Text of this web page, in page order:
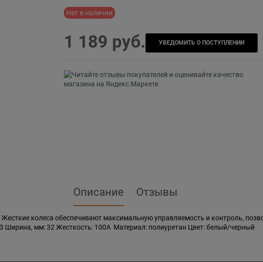
Нет в наличии
1 189 руб. УВЕДОМИТЬ О ПОСТУПЛЕНИИ
Описание Отзывы
Жесткие колеса обеспечивают максимальную управляемость и контроль,
Ширина, мм: 32 Жесткость: 100A Материал: полиуретан Цвет: белый/черный